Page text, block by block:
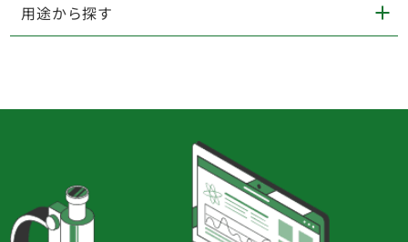
用途から探す